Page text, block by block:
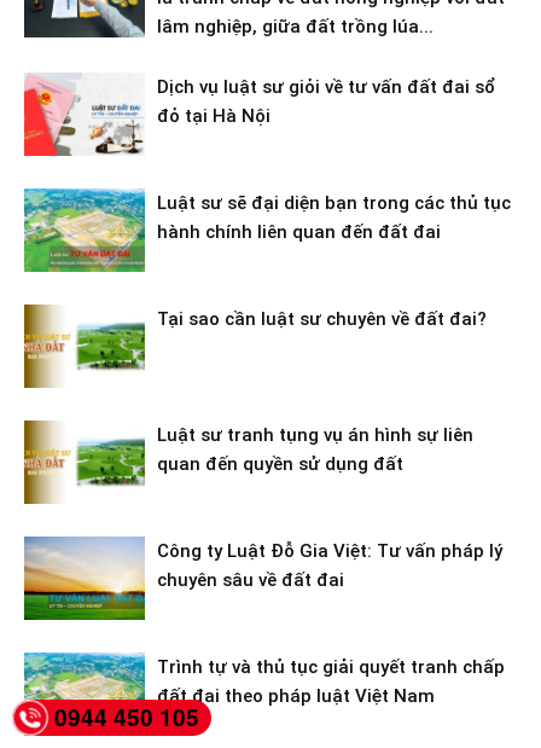
lâm nghiệp, giữa đất trồng lúa...
Dịch vụ luật sư giỏi về tư vấn đất đai sổ
đỏ tại Hà Nội
Luật sư sẽ đại diện bạn trong các thủ tục
hành chính liên quan đến đất đai
Tại sao cần luật sư chuyên về đất đai?
Luật sư tranh tụng vụ án hình sự liên
quan đến quyền sử dụng đất
Công ty Luật Đỗ Gia Việt: Tư vấn pháp lý
chuyên sâu về đất đai
Trình tự và thủ tục giải quyết tranh chấp
đất đai theo pháp luật Việt Nam
0944 450 105